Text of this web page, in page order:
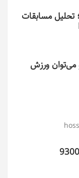
مسابقات
می‌توان ورزش